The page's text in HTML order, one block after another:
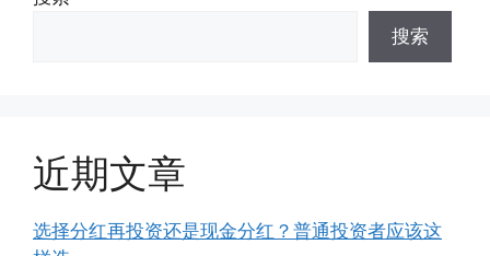
搜索
近期文章
选择分红再投资还是现金分红？普通投资者应该这